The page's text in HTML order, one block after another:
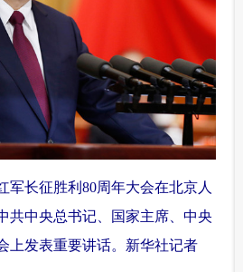
军长征胜利80周年大会在北京人
共中央总书记、国家主席、中央
上发表重要讲话。新华社记者